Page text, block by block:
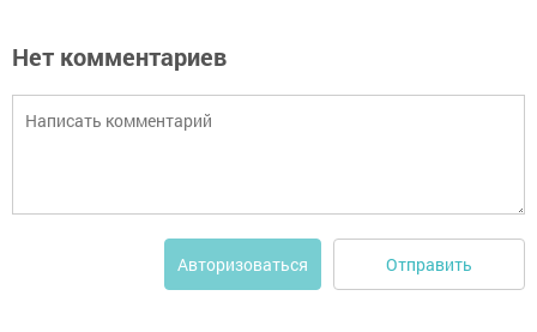
Нет комментариев
Авторизоваться Отправить